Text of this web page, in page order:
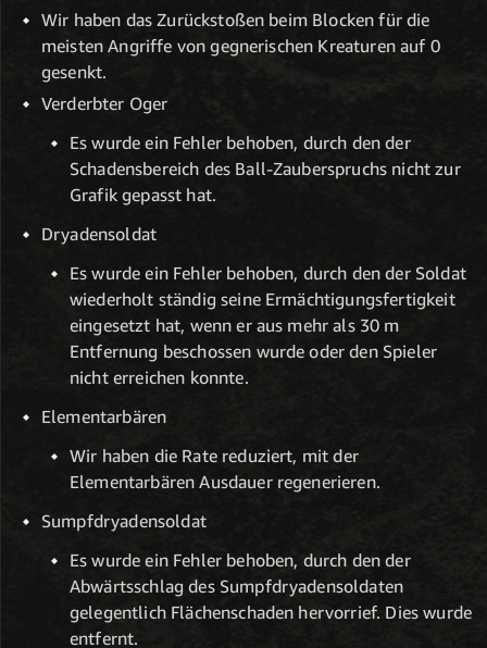
Wir haben das Zurückstoßen beim Blocken für die
meisten Angriffe von gegnerischen Kreaturen auf 0
gesenkt.
Verderbter Oger
Es wurde ein Fehler behoben, durch den der
Schadensbereich des Ball-Zauberspruchs nicht zur
Grafik gepasst hat.
Dryadensoldat
Es wurde ein Fehler behoben, durch den der Soldat
wiederholt ständig seine Ermächtigungsfertigkeit
eingesetzt hat, wenn er aus mehr als 30 m
Entfernung beschossen wurde oder den Spieler
nicht erreichen konnte.
Elementarbären
Wir haben die Rate reduziert, mit der
Elementarbären Ausdauer regenerieren.
Sumpfdryadensoldat
Es wurde ein Fehler behoben, durch den der
Abwärtsschlag des Sumpfdryadensoldaten
gelegentlich Flächenschaden hervorrief. Dies wurde
entfernt.